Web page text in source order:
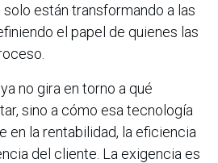
solo están transformando a las
el papel de quienes las
no gira en torno a qué
sino a cómo esa tecnología
en la rentabilidad, la eficiencia
del cliente. La exigencia es